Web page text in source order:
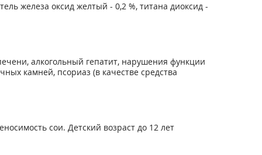
железа оксид желтый - 0,2 %, титана диоксид -
алкогольный гепатит, нарушения функции
камней, псориаз (в качестве средства
сои. Детский возраст до 12 лет